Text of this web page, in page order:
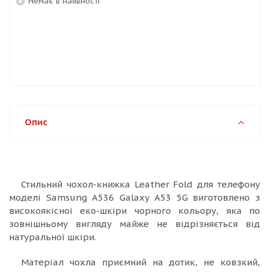
Опис
Стильний чохол-книжка Leather Fold для телефону
моделі Samsung A536 Galaxy A53 5G виготовлено з
високоякісної еко-шкіри чорного кольору, яка по
зовнішньому вигляду майже не відрізняється від
натуральної шкіри.
Матеріал чохла приємний на дотик, не ковзкий,